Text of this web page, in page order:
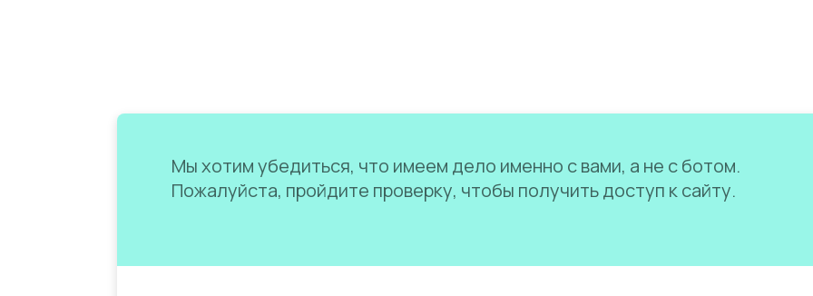
Мы хотим убедиться, что имеем дело именно с вами, а не с ботом.
Пожалуйста, пройдите проверку, чтобы получить доступ к сайту.